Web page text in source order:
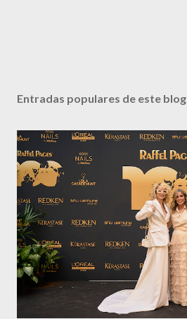
Entradas populares de este blog